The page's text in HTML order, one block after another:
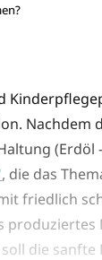
Nachdem
, die das
friedlich
die